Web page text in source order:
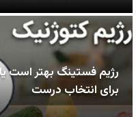
رژیم فستینگ بهتر است
برای انتخاب درست